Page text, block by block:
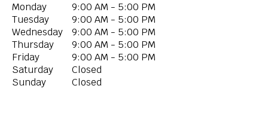
Monday
9:00 AM - 5:00 PM
Tuesday
9:00 AM - 5:00 PM
Wednesday
9:00 AM - 5:00 PM
Thursday
9:00 AM - 5:00 PM
Friday
9:00 AM - 5:00 PM
Saturday
Closed
Sunday
Closed